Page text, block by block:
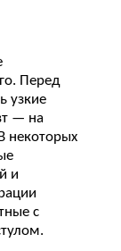
Перед
узкие
— на
некоторых
и
с